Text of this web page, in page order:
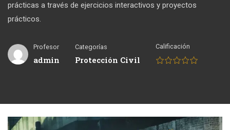
prácticas a través de ejercicios interactivos y proyectos
prácticos.
Profesor
admin
Categorías
Protección Civil
Calificación